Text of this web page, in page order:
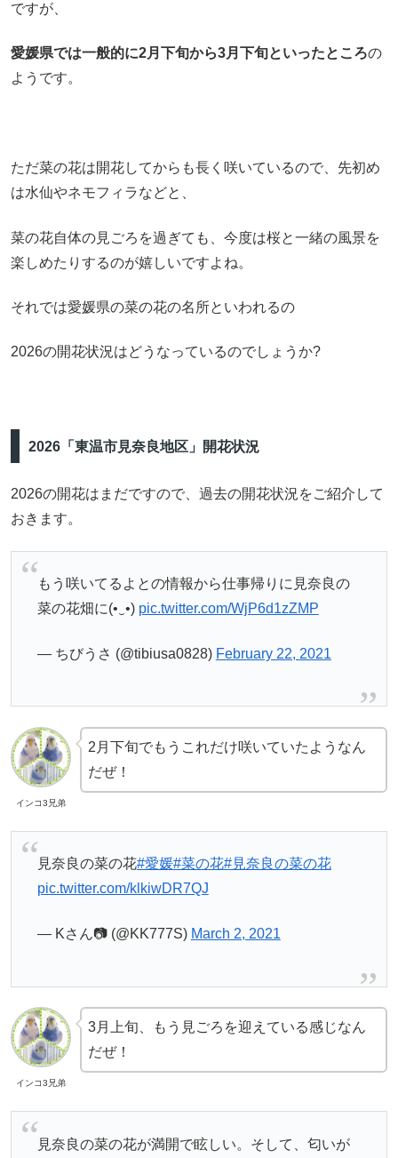
ですが、
愛媛県では一般的に2月下旬から3月下旬といったところの
ようです。
ただ菜の花は開花してからも長く咲いているので、先初め
は水仙やネモフィラなどと、
菜の花自体の見ごろを過ぎても、今度は桜と一緒の風景を
楽しめたりするのが嬉しいですよね。
それでは愛媛県の菜の花の名所といわれるの
2026の開花状況はどうなっているのでしょうか?
2026「東温市見奈良地区」開花状況
2026の開花はまだですので、過去の開花状況をご紹介して
おきます。
もう咲いてるよとの情報から仕事帰りに見奈良の
菜の花畑に(•‿•) pic.twitter.com/WjP6d1zZMP
— ちびうさ (@tibiusa0828) February 22, 2021
インコ3兄弟
2月下旬でもうこれだけ咲いていたようなん
だぜ！
見奈良の菜の花#愛媛#菜の花#見奈良の菜の花
pic.twitter.com/klkiwDR7QJ
— Kさん📷 (@KK777S) March 2, 2021
インコ3兄弟
3月上旬、もう見ごろを迎えている感じなん
だぜ！
見奈良の菜の花が満開で眩しい。そして、匂いが